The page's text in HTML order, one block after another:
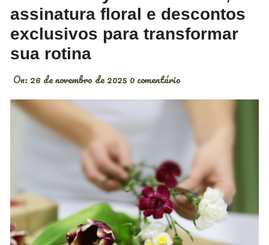
assinatura floral e descontos
exclusivos para transformar
sua rotina
On: 26 de novembro de 2025 0 comentário